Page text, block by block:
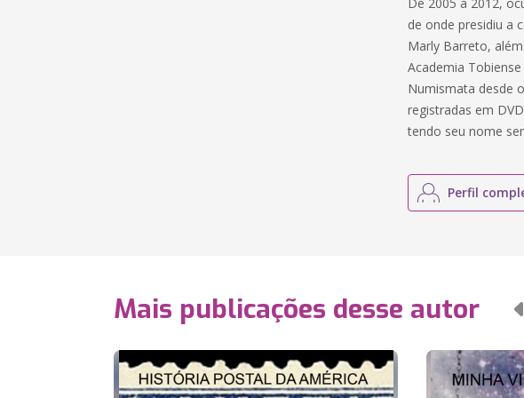
de onde presidiu a
Marly Barreto,
Academia
Numismata desde
registradas em
tendo seu nome
Perfil
Mais publicações desse autor